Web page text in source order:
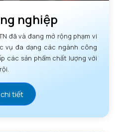
nghiệp
đã và đang mở rộng phạm vi
đa dạng các ngành công
các sản phẩm chất lượng với
tiết